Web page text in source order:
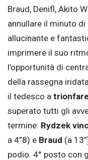
Braud, Denifl, Akito
annullare il minuto
allucinante e
imprimere il suo
l’opportunità di
della rassegna
il tedesco a
superato tutti gli
termine: Rydzek
a 4”8) e Braud (a
podio. 4° posto con